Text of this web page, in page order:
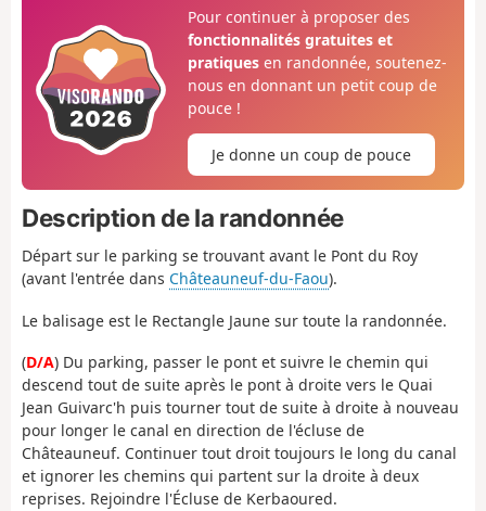
Pour continuer à proposer des
fonctionnalités gratuites et
pratiquesen randonnée, soutenez-
nous en donnant un petit coup de
pouce !
Je donne un coup de pouce
Description de la randonnée
Départ sur le parking se trouvant avant le Pont du Roy
(avant l'entrée dans Châteauneuf-du-Faou).
Le balisage est le Rectangle Jaune sur toute la randonnée.
(D/A) Du parking, passer le pont et suivre le chemin qui
descend tout de suite après le pont à droite vers le Quai
Jean Guivarc'h puis tourner tout de suite à droite à nouveau
pour longer le canal en direction de l'écluse de
Châteauneuf. Continuer tout droit toujours le long du canal
et ignorer les chemins qui partent sur la droite à deux
reprises. Rejoindre l'Écluse de Kerbaoured.